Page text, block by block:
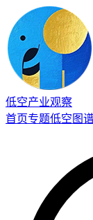
低空产业观察
首页专题低空图